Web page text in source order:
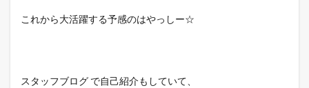
これから大活躍する予感のはやっしー☆
スタッフブログ で自己紹介もしていて、